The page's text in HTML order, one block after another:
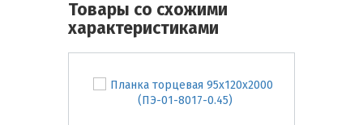
Товары со схожими
характеристиками